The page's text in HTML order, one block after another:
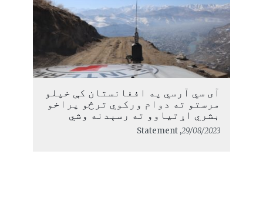
آی سي آرسي په افغانستان کې خپلو
مرستو ته دوام ورکوي ترڅو پراخو
بشري اړتیاوو ته رسېدنه وشي
29/08/2023
, Statement